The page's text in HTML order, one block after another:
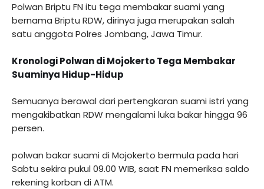
Polwan Briptu FN itu tega membakar suami yang
bernama Briptu RDW, dirinya juga merupakan salah
satu anggota Polres Jombang, Jawa Timur.
Kronologi Polwan di Mojokerto Tega Membakar
Suaminya Hidup-Hidup
Semuanya berawal dari pertengkaran suami istri yang
mengakibatkan RDW mengalami luka bakar hingga 96
persen.
polwan bakar suami di Mojokerto bermula pada hari
Sabtu sekira pukul 09.00 WIB, saat FN memeriksa saldo
rekening korban di ATM.